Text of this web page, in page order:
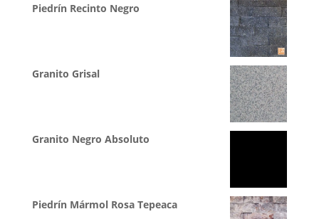
Piedrín Recinto Negro
Granito Grisal
Granito Negro Absoluto
Piedrín Mármol Rosa Tepeaca